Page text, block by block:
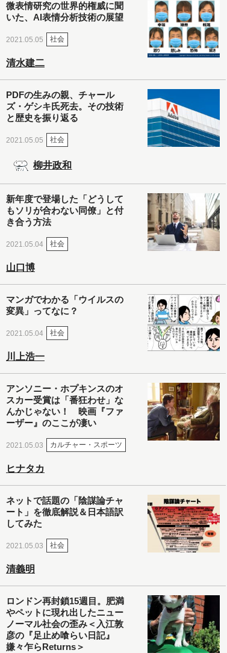
微表情研究の世界的権威に聞
いた、AI表情分析技術の展望
2021.05.05 社会
清水建二
PDFの生みの親、チャール
ズ・ゲシキ氏死去。その技術
と歴史を振り返る
2021.05.05 社会
柳井政和
新年度で登場した「どうして
もソリが合わない同僚」と付
き合う方法
2021.05.04 社会
山口博
マンガでわかる「ウイルスの
変異」ってなに？
2021.05.04 社会
川上浩一
アンソニー・ホプキンスのオ
スカー受賞は「番狂わせ」な
んかじゃない！ 映画『ファ
ーザー』のここが凄い
2021.05.03 カルチャー・スポーツ
ヒナタカ
ネットで話題の「陰謀論チャ
ート」を徹底解説＆日本語訳
してみた
2021.05.03 社会
清義明
ロンドン再封鎖15週目。肥満
やペットに現れ出したニュー
ノーマル社会の歪み＜入江敦
彦の『足止め喰らい日記』
嫌々乍らReturns＞